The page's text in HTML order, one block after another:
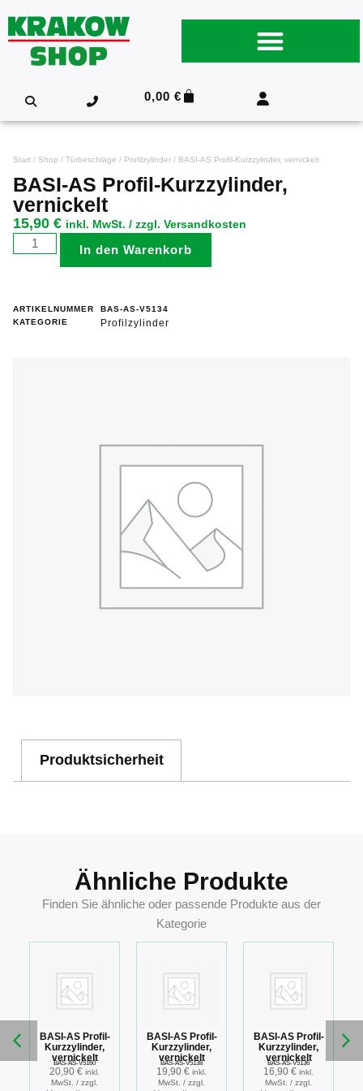
0,00€
Start / Shop / Türbeschläge / Profilzylinder / BASI-AS Profil-Kurzzylinder, vernickelt
BASI-AS Profil-Kurzzylinder,
vernickelt
15,90 € inkl. MwSt. / zzgl. Versandkosten
In den Warenkorb
ARTIKELNUMMER
BAS-AS-V5134
KATEGORIE
Profilzylinder
Produktsicherheit
Ähnliche Produkte
Finden Sie ähnliche oder passende Produkte aus der
Kategorie
BASI-AS Profil-
Kurzzylinder,
vernickelt
BAS-AS-V5160
20,90 € inkl.
MwSt. / zzgl.
BASI-AS Profil-
Kurzzylinder,
vernickelt
BAS-AS-V5138
19,90 € inkl.
MwSt. / zzgl.
BASI-AS Profil-
Kurzzylinder,
vernickelt
BAS-AS-V5136
16,90 € inkl.
MwSt. / zzgl.